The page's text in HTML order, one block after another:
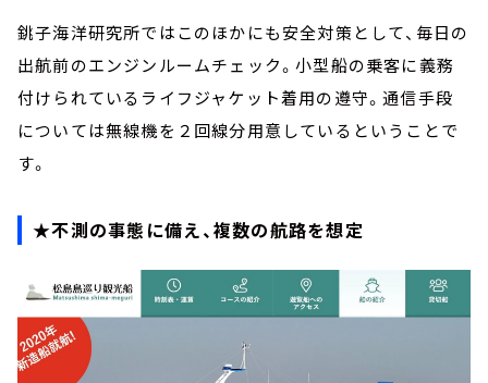
銚子海洋研究所ではこのほかにも安全対策として、毎日の
出航前のエンジンルームチェック。小型船の乗客に義務
付けられているライフジャケット着用の遵守。通信手段
については無線機を２回線分用意しているということで
す。
★不測の事態に備え、複数の航路を想定